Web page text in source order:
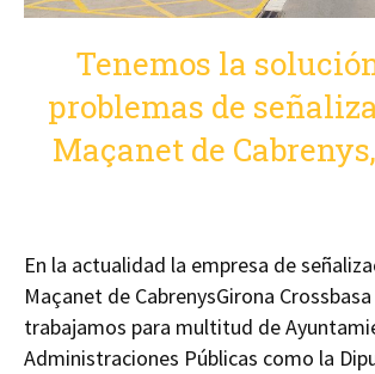
Tenemos la
problemas de
Maçanet de
En la actualidad la empresa de
Maçanet de CabrenysGirona Crossbasa
trabajamos para multitud de
Administraciones Públicas como la